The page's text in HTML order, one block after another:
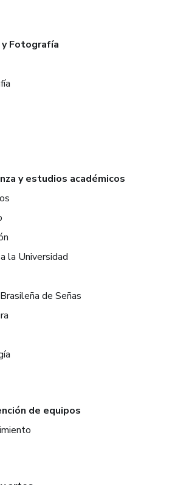
Fotografía
y estudios académicos
la Universidad
de Señas
de equipos